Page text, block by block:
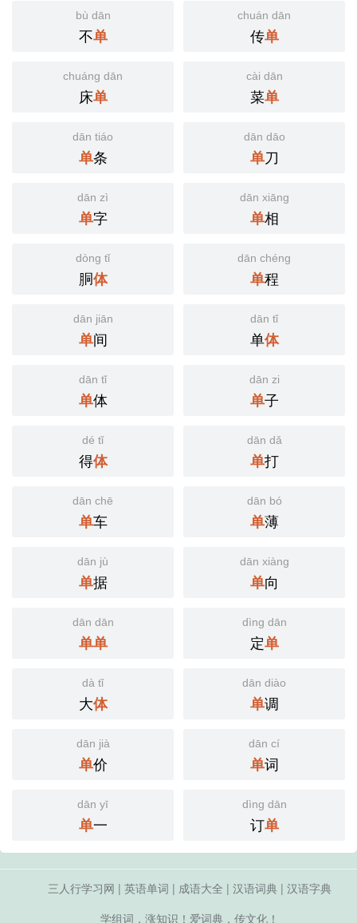
bù dān
不单
chuán dān
传单
chuáng dān
床单
cài dān
菜单
dān tiáo
单条
dān dāo
单刀
dān zì
单字
dān xiāng
单相
dòng tǐ
胴体
dān chéng
单程
dān jiān
单间
dān tǐ
单体
dān tǐ
单体
dān zi
单子
dé tǐ
得体
dān dǎ
单打
dān chē
单车
dān bó
单薄
dān jù
单据
dān xiàng
单向
dān dān
单单
dìng dān
定单
dà tǐ
大体
dān diào
单调
dān jià
单价
dān cí
单词
dān yī
单一
dìng dān
订单
三人行学习网 | 英语单词 | 成语大全 | 汉语词典 | 汉语字典
学组词，涨知识！爱词典，传文化！